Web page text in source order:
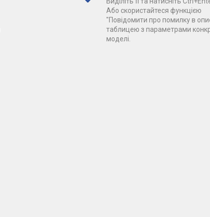
Або скористайтеся функцією
"Повідомити про помилку в
таблицею з параметрами
моделі.